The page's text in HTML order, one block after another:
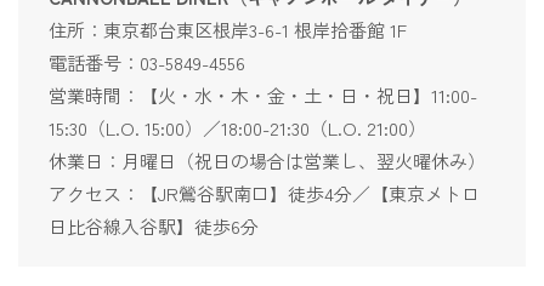
住所：東京都台東区根岸3-6-1 根岸拾番館 1F
電話番号：03-5849-4556
営業時間：【火・水・木・金・土・日・祝日】11:00-
15:30（L.O. 15:00）／18:00-21:30（L.O. 21:00）
休業日：月曜日（祝日の場合は営業し、翌火曜休み）
アクセス：【JR鶯谷駅南口】徒歩4分／【東京メトロ
日比谷線入谷駅】徒歩6分